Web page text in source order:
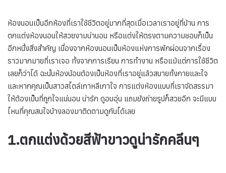
ห้องนอนเป็นอีกห้องที่เราใช้ชีวิตอยู่มากที่สุดเมื่อเวลาเราอยู่ที่บ้าน การ
ตกแต่งห้องนอนให้สวยงามน่านอน หรือแต่งให้ตรงตามความชอบก็เป็น
อีกหนึ่งสิ่งสำคัญ เนื่องจากห้องนอนเป็นห้องแห่งการพักผ่อนจากเรื่อง
ราวมากมายที่เราเจอ ทั้งจากการเรียน การทำงาน หรือแม้แต่การใช้ชีวิต
เลยก็ว่าได้ ฉะนั้นห้องน้อนต้องเป็นห้องที่เราอยู่แล้วสบายทั้งกายและใจ
และหากคุณเป็นสาวสไตล์เกาหลีเกาใจ การแต่งห้องแบบที่เราจัดสรรมา
ให้ต้องเป็นที่ถูกใจแน่นอน น่ารัก ดูอบอุ่น แถมยังถ่ายรูปก็สวยอีก จะมีแบบ
ไหนที่คุณสนใจบ้างลองมาติดตามดูกันได้เลย
1.ตกแต่งด้วยสีฟ้าขาวดูน่ารักคลีนๆ